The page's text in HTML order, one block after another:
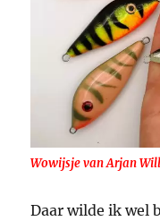
Wowijsje van Arjan
Daar wilde ik wel